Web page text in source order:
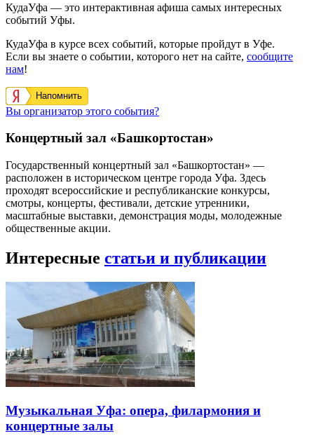
КудаУфа — это интерактивная афиша самых интересных
событий Уфы.
КудаУфа в курсе всех событий, которые пройдут в Уфе.
Если вы знаете о событии, которого нет на сайте, сообщите
нам!
Напомнить
Вы организатор этого события?
Концертный зал «Башкортостан»
Государственный концертный зал «Башкортостан» —
расположен в историческом центре города Уфа. Здесь
проходят всероссийские и республиканские конкурсы,
смотры, концерты, фестивали, детские утренники,
масштабные выставки, демонстрация моды, молодежные
общественные акции.
Интересные статьи и публикации
Музыкальная Уфа: опера, филармония и
концертные залы